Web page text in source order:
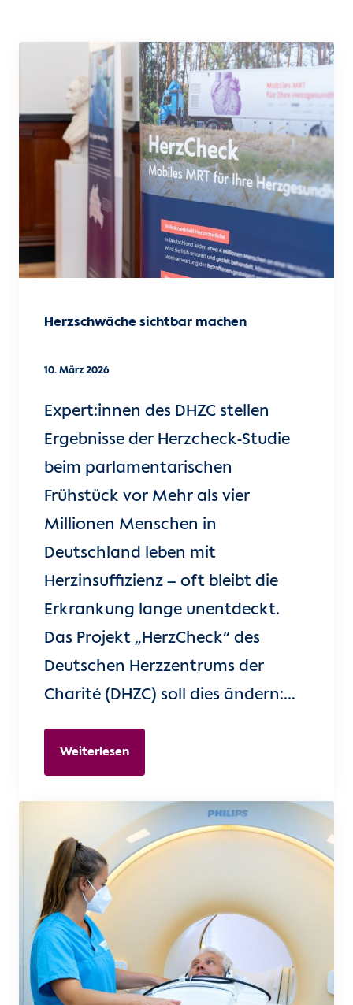
Herzschwäche sichtbar machen
10. März 2026
Expert:innen des DHZC stellen
Ergebnisse der Herzcheck-Studie
beim parlamentarischen
Frühstück vor Mehr als vier
Millionen Menschen in
Deutschland leben mit
Herzinsuffizienz – oft bleibt die
Erkrankung lange unentdeckt.
Das Projekt „HerzCheck“ des
Deutschen Herzzentrums der
Charité (DHZC) soll dies ändern:…
Weiterlesen